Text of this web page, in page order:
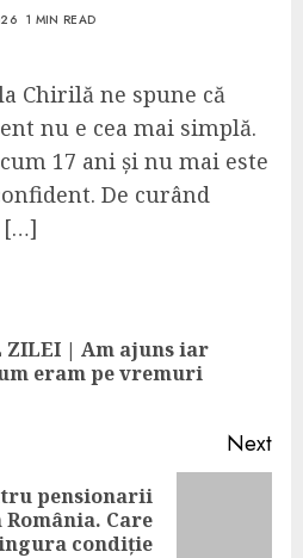
1 MIN READ
Chirilă ne spune că
nu e cea mai simplă.
17 ani și nu mai este
De curând
[…]
ZILEI | Am ajuns iar
eram pe vremuri
Next
pensionarii
Care
condiție